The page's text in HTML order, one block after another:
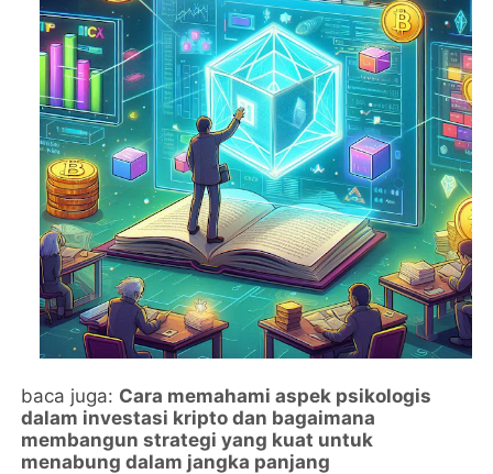
baca juga: Cara memahami aspek psikologis
dalam investasi kripto dan bagaimana
membangun strategi yang kuat untuk
menabung dalam jangka panjang